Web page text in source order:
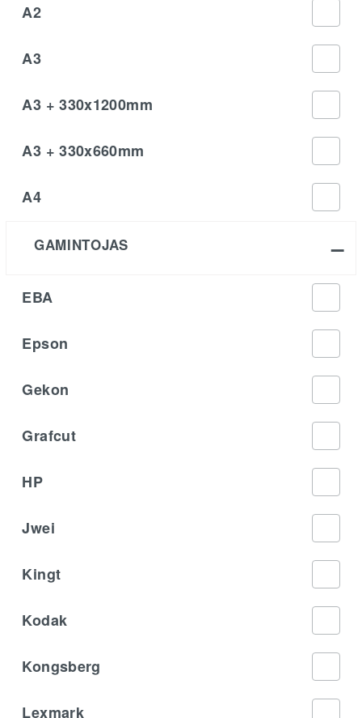
A2
A3
A3 + 330x1200mm
A3 + 330x660mm
A4
GAMINTOJAS
EBA
Epson
Gekon
Grafcut
HP
Jwei
Kingt
Kodak
Kongsberg
Lexmark